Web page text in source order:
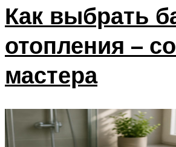
Как выбрать
отопления –
мастера